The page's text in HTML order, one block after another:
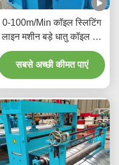
0-100m/Min कॉइल स्लिटिंग
लाइन मशीन बड़े धातु कॉइल को
संकीर्ण पट्टी में काटने के लिए
सबसे अच्छी कीमत पाएं